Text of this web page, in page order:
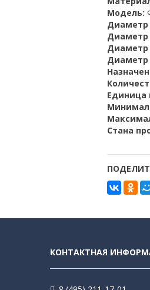
Модель:
Диаметр
Диаметр
Диаметр
Диаметр
Единица
Стана
КОНТАКТНАЯ